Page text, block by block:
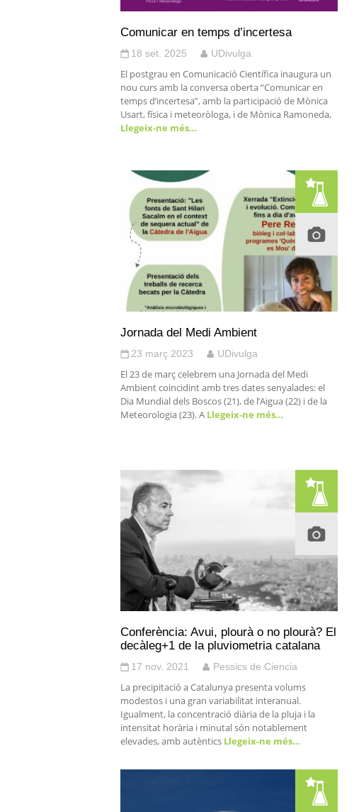
Comunicar en temps d’incertesa
18 set. 2025 UDivulga
El postgrau en Comunicació Científica inaugura un
nou curs amb la conversa oberta “Comunicar en
temps d’incertesa”, amb la participació de Mònica
Usart, física i meteoròloga, i de Mònica Ramoneda,
Llegeix-ne més…
Jornada del Medi Ambient
23 març 2023 UDivulga
El 23 de març celebrem una Jornada del Medi
Ambient coincidint amb tres dates senyalades: el
Dia Mundial dels Boscos (21), de l’Aigua (22) i de la
Meteorologia (23). A Llegeix-ne més…
Conferència: Avui, plourà o no plourà? El
decàleg+1 de la pluviometria catalana
17 nov. 2021 Pessics de Ciencia
La precipitació a Catalunya presenta volums
modestos i una gran variabilitat interanual.
Igualment, la concentració diària de la pluja i la
intensitat horària i minutal són notablement
elevades, amb autèntics Llegeix-ne més…